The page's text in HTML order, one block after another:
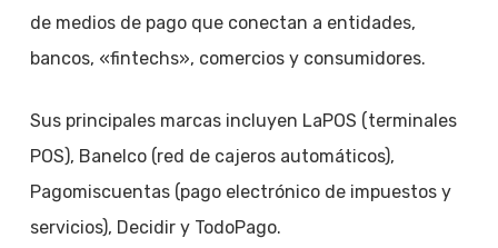
de medios de pago que conectan a entidades,
bancos, «fintechs», comercios y consumidores.
Sus principales marcas incluyen LaPOS (terminales
POS), Banelco (red de cajeros automáticos),
Pagomiscuentas (pago electrónico de impuestos y
servicios), Decidir y TodoPago.